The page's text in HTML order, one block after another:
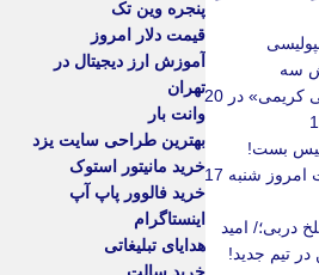
سه
عکس| چهره «نیکی کریمی» در 20
بست!
قیمت درهم امارات امروز شنبه 17
دربی؛/ امید
در تیم جدید!
پنجره وین تک
قیمت دلار امروز
آموزش ارز دیجیتال در
تهران
وانت بار
بهترین طراحی سایت یزد
خرید مانیتور استوک
خرید فالوور پاپ آپ
اینستاگرام
هدایای تبلیغاتی